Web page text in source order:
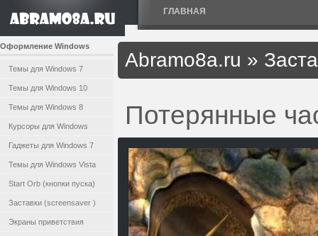
ГЛАВНАЯ
Оформление Windows
Темы для Windows 7
Темы для Windows 10
Темы для Windows 8
Курсоры для Windows
Гаджеты для Windows 7
Темы для Windows Vista
Start Orb (кнопки пуска)
Заставки (screensaver )
Экраны приветствия
Abramo8a.ru »
Потерянные